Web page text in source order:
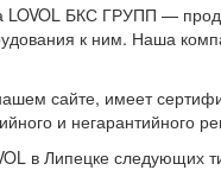
БКС ГРУПП —
к ним. Наша
сайте, имеет
и негарантийного
в Липецке следующих